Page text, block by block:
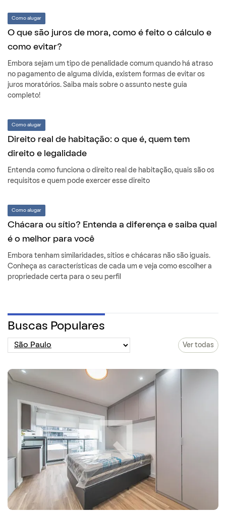
Como alugar
O que são juros de mora, como é feito o cálculo e
como evitar?
Embora sejam um tipo de penalidade comum quando há atraso
no pagamento de alguma dívida, existem formas de evitar os
juros moratórios. Saiba mais sobre o assunto neste guia
completo!
Como alugar
Direito real de habitação: o que é, quem tem
direito e legalidade
Entenda como funciona o direito real de habitação, quais são os
requisitos e quem pode exercer esse direito
Como alugar
Chácara ou sítio? Entenda a diferença e saiba qual
é o melhor para você
Embora tenham similaridades, sítios e chácaras não são iguais.
Conheça as características de cada um e veja como escolher a
propriedade certa para o seu perfil
Buscas Populares
Ver todas